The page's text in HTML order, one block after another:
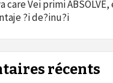
care Vei primi
?i de?inu?i
récents